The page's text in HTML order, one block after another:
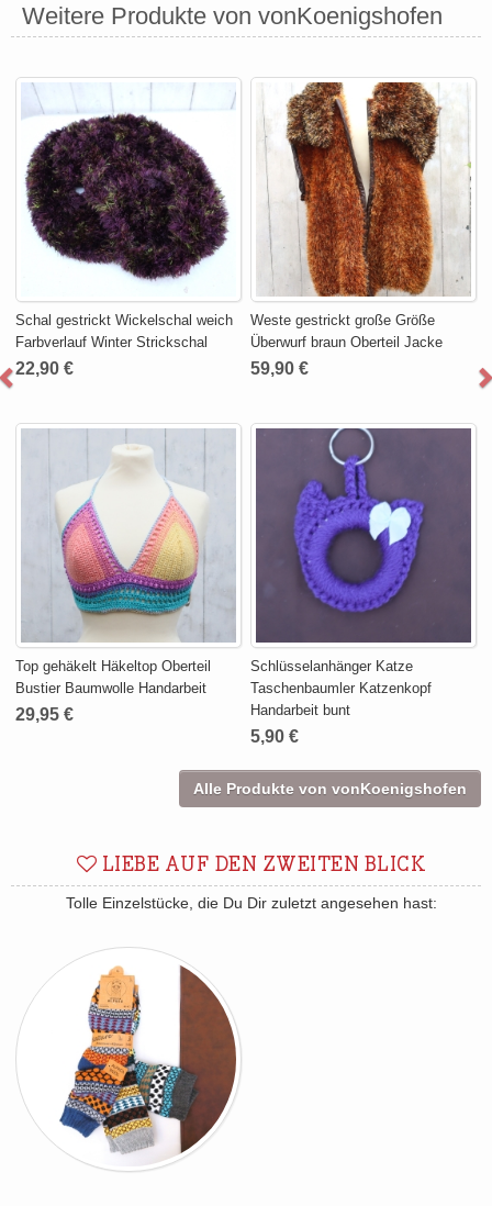
Weitere Produkte von vonKoenigshofen
Schal gestrickt Wickelschal weich
Farbverlauf Winter Strickschal
22,90 €
Weste gestrickt große Größe
Überwurf braun Oberteil Jacke
59,90 €
Top gehäkelt Häkeltop Oberteil
Bustier Baumwolle Handarbeit
29,95 €
Schlüsselanhänger Katze
Taschenbaumler Katzenkopf
Handarbeit bunt
5,90 €
Alle Produkte von vonKoenigshofen
LIEBE AUF DEN ZWEITEN BLICK
Tolle Einzelstücke, die Du Dir zuletzt angesehen hast: